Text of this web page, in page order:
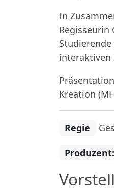
In
Regisseurin
interaktiven
Kreation
Regie